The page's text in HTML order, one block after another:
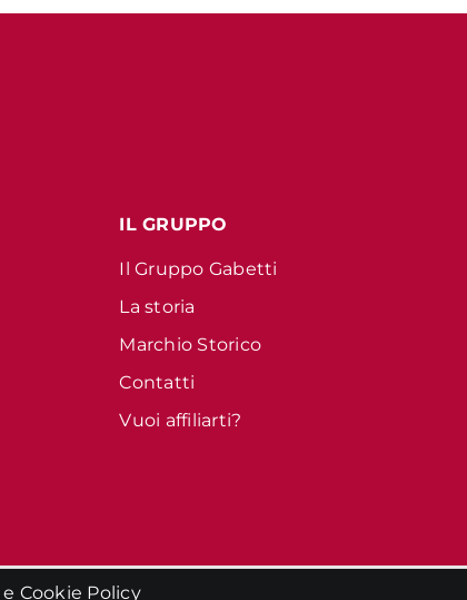
IL GRUPPO
Il Gruppo Gabetti
La storia
Marchio Storico
Contatti
Vuoi affiliarti?
e Cookie Policy